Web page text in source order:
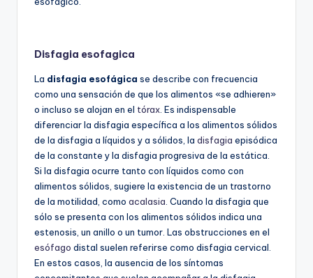
Disfagia esofagica
La disfagia esofágica se describe con frecuencia
como una sensación de que los alimentos «se adhieren»
o incluso se alojan en el tórax. Es indispensable
diferenciar la disfagia específica a los alimentos sólidos
de la disfagia a líquidos y a sólidos, la disfagia episódica
de la constante y la disfagia progresiva de la estática.
Si la disfagia ocurre tanto con líquidos como con
alimentos sólidos, sugiere la existencia de un trastorno
de la motilidad, como acalasia. Cuando la disfagia que
sólo se presenta con los alimentos sólidos indica una
estenosis, un anillo o un tumor. Las obstrucciones en el
esófago distal suelen referirse como disfagia cervical.
En estos casos, la ausencia de los síntomas